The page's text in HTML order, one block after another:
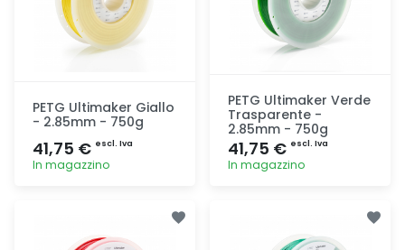
PETG Ultimaker Giallo
- 2.85mm - 750g
41,75 € escl. Iva
In magazzino
PETG Ultimaker Verde
Trasparente -
2.85mm - 750g
41,75 € escl. Iva
In magazzino